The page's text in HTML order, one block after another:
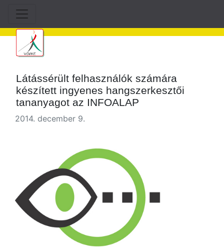
Látássérült felhasználók számára
készített ingyenes hangszerkesztői
tananyagot az INFOALAP
2014. december 9.